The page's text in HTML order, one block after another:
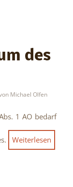
des
Michael Olfen
1 AO bedarf
Weiterlesen